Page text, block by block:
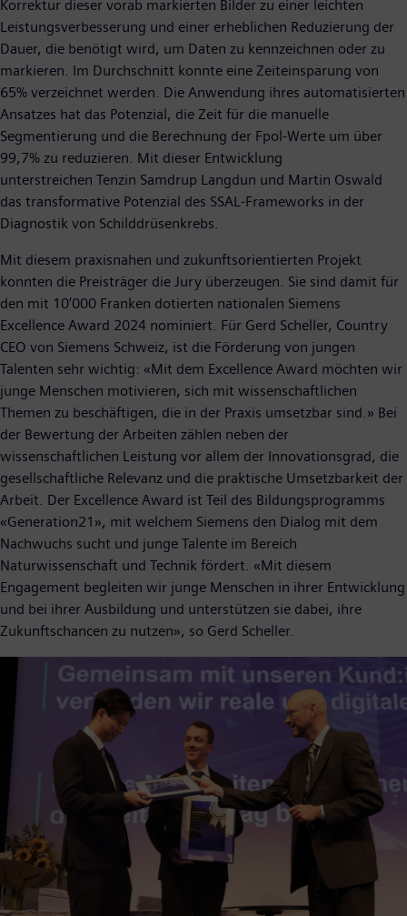
Korrektur dieser vorab markierten Bilder zu einer leichten
Leistungsverbesserung und einer erheblichen Reduzierung der
Dauer, die benötigt wird, um Daten zu kennzeichnen oder zu
markieren. Im Durchschnitt konnte eine Zeiteinsparung von
65% verzeichnet werden. Die Anwendung ihres automatisierten
Ansatzes hat das Potenzial, die Zeit für die manuelle
Segmentierung und die Berechnung der Fpol-Werte um über
99,7% zu reduzieren. Mit dieser Entwicklung
unterstreichen Tenzin Samdrup Langdun und Martin Oswald
das transformative Potenzial des SSAL-Frameworks in der
Diagnostik von Schilddrüsenkrebs.
Mit diesem praxisnahen und zukunftsorientierten Projekt
konnten die Preisträger die Jury überzeugen. Sie sind damit für
den mit 10’000 Franken dotierten nationalen Siemens
Excellence Award 2024 nominiert. Für Gerd Scheller, Country
CEO von Siemens Schweiz, ist die Förderung von jungen
Talenten sehr wichtig: «Mit dem Excellence Award möchten wir
junge Menschen motivieren, sich mit wissenschaftlichen
Themen zu beschäftigen, die in der Praxis umsetzbar sind.» Bei
der Bewertung der Arbeiten zählen neben der
wissenschaftlichen Leistung vor allem der Innovationsgrad, die
gesellschaftliche Relevanz und die praktische Umsetzbarkeit der
Arbeit. Der Excellence Award ist Teil des Bildungsprogramms
«Generation21», mit welchem Siemens den Dialog mit dem
Nachwuchs sucht und junge Talente im Bereich
Naturwissenschaft und Technik fördert. «Mit diesem
Engagement begleiten wir junge Menschen in ihrer Entwicklung
und bei ihrer Ausbildung und unterstützen sie dabei, ihre
Zukunftschancen zu nutzen», so Gerd Scheller.